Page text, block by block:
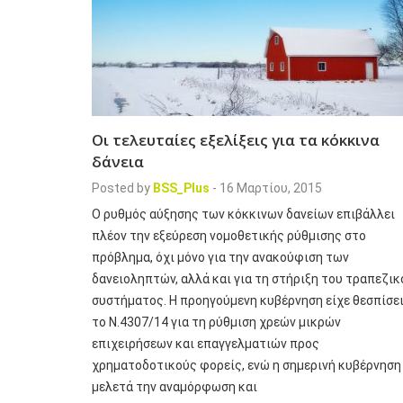
Οι τελευταίες εξελίξεις για τα κόκκινα
δάνεια
Posted by BSS_Plus - 16 Μαρτίου, 2015
Ο ρυθμός αύξησης των κόκκινων δανείων επιβάλλει
πλέον την εξεύρεση νομοθετικής ρύθμισης στο
πρόβλημα, όχι μόνο για την ανακούφιση των
δανειοληπτών, αλλά και για τη στήριξη του
συστήματος. Η προηγούμενη κυβέρνηση είχε θεσπίσει
το Ν.4307/14 για τη ρύθμιση χρεών μικρών
επιχειρήσεων και επαγγελματιών προς
χρηματοδοτικούς φορείς, ενώ η σημερινή κυβέρνηση
μελετά την αναμόρφωση και